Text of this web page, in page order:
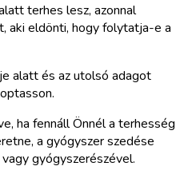
terhes lesz, azonnal
aki eldönti, hogy folytatja-e a
alatt és az utolsó adagot
ha fennáll Önnél a terhesség
a gyógyszer szedése
gyógyszerészével.